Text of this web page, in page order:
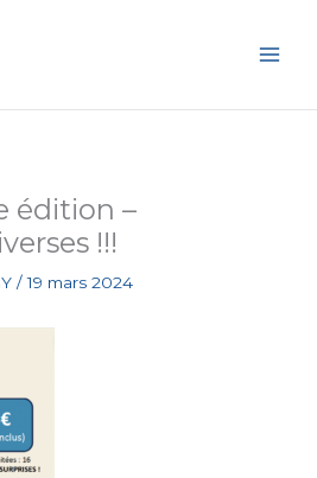
édition –
!!!
/19 mars 2024